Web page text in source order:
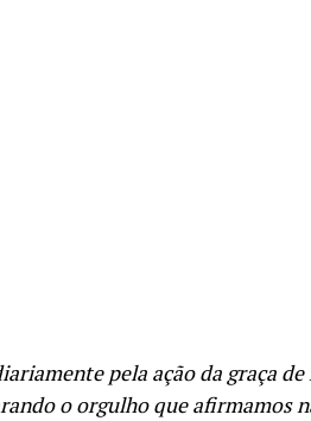
pela ação da graça de
o orgulho que afirmamos